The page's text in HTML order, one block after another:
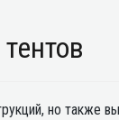
но также